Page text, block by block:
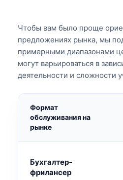
Чтобы вам было проще
предложениях рынка, мы
примерными диапазонами
могут варьироваться в
деятельности и сложности
Формат
обслуживания на
рынке
Бухгалтер-
фрилансер